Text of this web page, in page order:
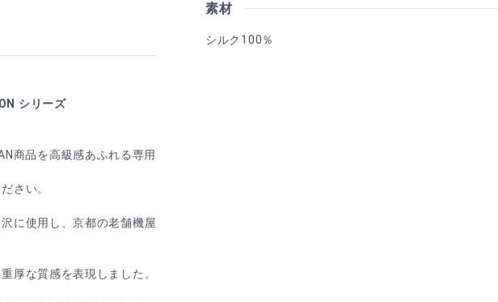
シリーズ
商品を高級感あふれる専用
さい。
に使用し、京都の老舗機屋
厚な質感を表現しました。
素材
シルク100％